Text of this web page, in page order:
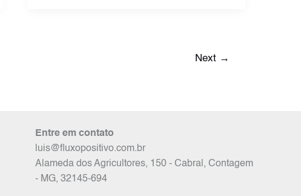
Next →
Entre em contato
luis@fluxopositivo.com.br
Alameda dos Agricultores, 150 - Cabral, Contagem
- MG, 32145-694